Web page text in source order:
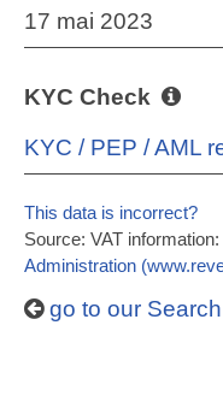
17 mai 2023
KYC Check
KYC / PEP / AML
This data is incorrect?
Source: VAT information:
Administration
go to our